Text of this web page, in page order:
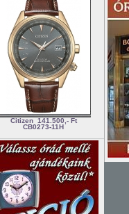
Citizen 141.500,- Ft
CB0273-11H